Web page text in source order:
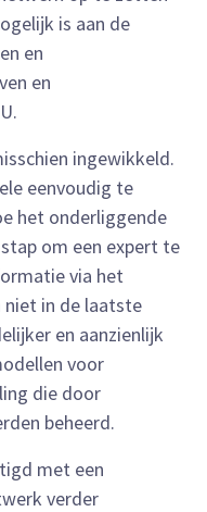
is aan de
en
en
ingewikkeld.
eenvoudig te
het onderliggende
om een expert te
via het
in de laatste
en aanzienlijk
voor
die door
beheerd.
met een
verder